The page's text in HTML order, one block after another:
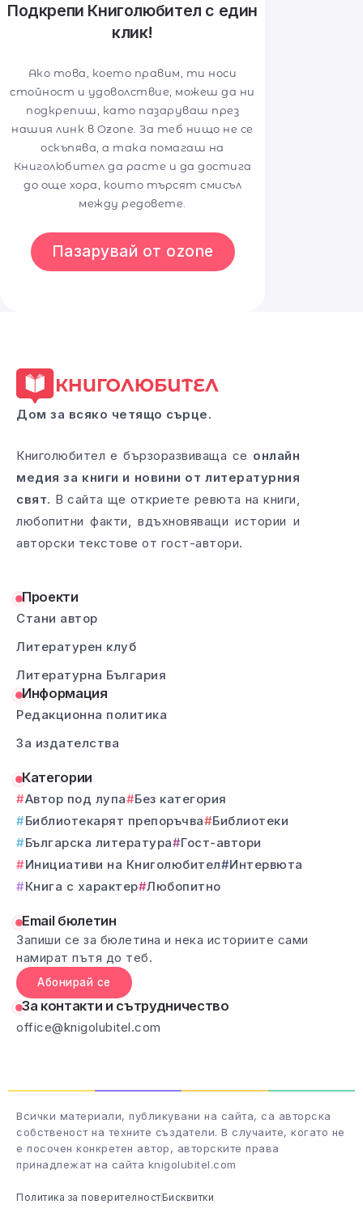
Подкрепи Книголюбител с един
клик!
Ако това, което правим, ти носи
стойност и удоволствие, можеш да ни
подкрепиш, като пазаруваш през
нашия линк в Ozone. За теб нищо не се
оскъпява, а така помагаш на
Книголюбител да расте и да достига
до още хора, които търсят смисъл
между редовете.
Пазарувай от ozone
Дом за всяко четящо сърце.
Книголюбител е бързоразвиваща се онлайн
медия за книги и новини от литературния
свят. В сайта ще откриете ревюта на книги,
любопитни факти, вдъхновяващи истории и
авторски текстове от гост-автори.
Проекти
Стани автор
Литературен клуб
Литературна България
Информация
Редакционна политика
За издателства
Категории
Автор под лупа
Без категория
Библиотекарят препоръчва
Библиотеки
Българска литература
Гост-автори
Инициативи на Книголюбител
Интервюта
Книга с характер Любопитно
Email бюлетин
Запиши се за бюлетина и нека историите сами
намират пътя до теб.
Абонирай се
За контакти и сътрудничество
office@knigolubitel.com
Всички материали, публикувани на сайта, са авторска
собственост на техните създатели. В случаите, когато не
е посочен конкретен автор, авторските права
принадлежат на сайта knigolubitel.com
Политика за поверителност Бисквитки